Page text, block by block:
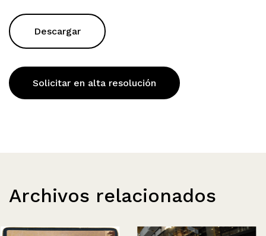
Descargar
Solicitar en alta resolución
Archivos relacionados